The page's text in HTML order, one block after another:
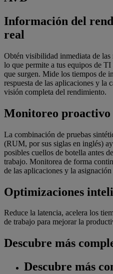
Información del
real
Obtén visibilidad inmediata de
lo que permite a tus equipos de
que surgen. Mide los tiempos de
respuesta de las aplicaciones y la
visión completa del rendimiento.
Monitoreo proactivo
La combinación de pruebas
(RUM, por sus siglas en inglés)
posibles cuellos de botella antes
trabajo. Monitorea de forma
de las aplicaciones y la asignación
Optimizaciones
Reduce la latencia, acelera los
de trabajo para mejorar la
Descubre más
Descubre más